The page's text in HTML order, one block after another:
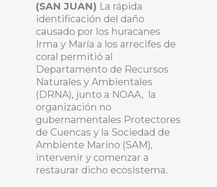
(SAN JUAN) La rápida
identificación del daño
causado por los huracanes
Irma y María a los arrecifes de
coral permitió al
Departamento de Recursos
Naturales y Ambientales
(DRNA), junto a NOAA, la
organización no
gubernamentales Protectores
de Cuencas y la Sociedad de
Ambiente Marino (SAM),
intervenir y comenzar a
restaurar dicho ecosistema.